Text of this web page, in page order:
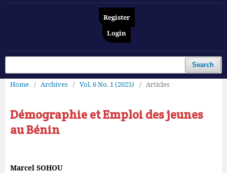
Register
Login
Search
Home / Archives / Vol. 6 No. 1 (2025) / Articles
Démographie et Emploi des jeunes
au Bénin
Marcel SOHOU